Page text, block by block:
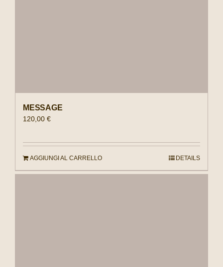
MESSAGE
120,00 €
AGGIUNGI AL CARRELLO DETAILS